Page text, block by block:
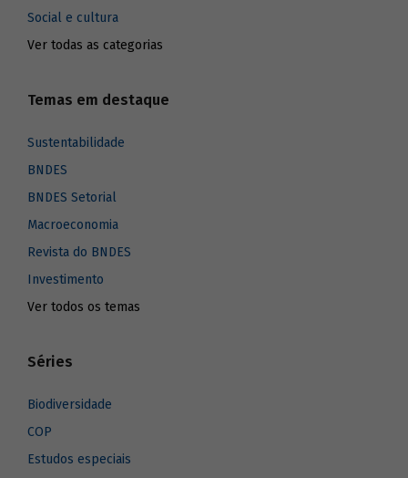
Social e cultura
Ver todas as categorias
Temas em destaque
Sustentabilidade
BNDES
BNDES Setorial
Macroeconomia
Revista do BNDES
Investimento
Ver todos os temas
Séries
Biodiversidade
COP
Estudos especiais